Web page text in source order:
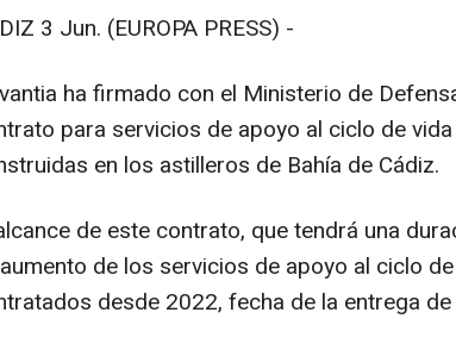
3 Jun. (EUROPA PRESS) -
ha firmado con el Ministerio de
para servicios de apoyo al ciclo de
en los astilleros de Bahía de Cádiz.
de este contrato, que tendrá una
de los servicios de apoyo al ciclo
desde 2022, fecha de la entrega